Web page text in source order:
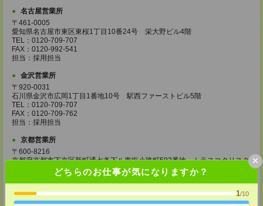
どちらのお仕事が気になりますか？
1/10
×
名古屋営業所
〒461-0005
愛知県名古屋市東区東桜1丁目10番24号 栄大野ビル4階
TEL：0120-709-707
FAX：0120-992-541
担当：採用担当
金沢営業所
〒920-0031
石川県金沢市広岡1丁目1番地10号 駅西ファーストビル5階
TEL：0120-709-707
FAX：0120-709-762
担当：採用担当
京都営業所
〒600-8216
京都府京都市下京区新町通七条下ル東塩小路町593番地 トラスコクリスタ
TEL：0120-709-707
担当：採用担当